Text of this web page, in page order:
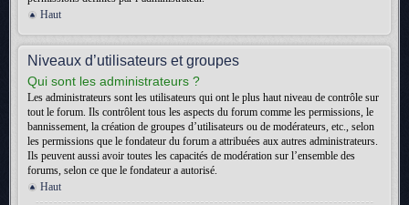
Haut
Niveaux d’utilisateurs et groupes
Qui sont les administrateurs ?
Les administrateurs sont les utilisateurs qui ont le plus haut niveau de contrôle sur
tout le forum. Ils contrôlent tous les aspects du forum comme les permissions, le
bannissement, la création de groupes d’utilisateurs ou de modérateurs, etc., selon
les permissions que le fondateur du forum a attribuées aux autres administrateurs.
Ils peuvent aussi avoir toutes les capacités de modération sur l’ensemble des
forums, selon ce que le fondateur a autorisé.
Haut